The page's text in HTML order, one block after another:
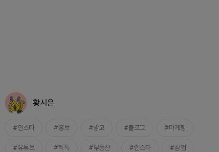
황시은
인스타 홍보 광고 블로그 마케팅
유튜브 틱톡 부동산 인스타 창업